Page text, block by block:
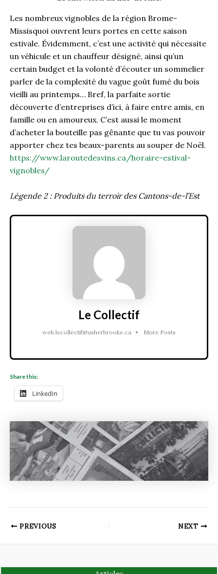
Les nombreux vignobles de la région Brome-
Missisquoi ouvrent leurs portes en cette saison
estivale. Évidemment, c’est une activité qui nécessite
un véhicule et un chauffeur désigné, ainsi qu’un
certain budget et la volonté d’écouter un sommelier
parler de la complexité du vague goût fumé du bois
vieilli au printemps… Bref, la parfaite sortie
découverte d’entreprises d’ici, à faire entre amis, en
famille ou en amoureux. C’est aussi le moment
d’acheter la bouteille pas gênante que tu vas pouvoir
apporter chez tes beaux-parents au souper de Noël.
https://www.laroutedesvins.ca/horaire-estival-
vignobles/
Légende 2 : Produits du terroir des Cantons-de-l’Est
Le Collectif
web.lecollectif@usherbrooke.ca • More Posts
Share this:
LinkedIn
PREVIOUS NEXT